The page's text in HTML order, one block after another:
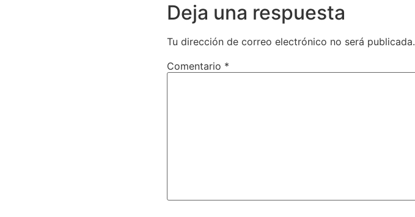
Deja una respuesta
Tu dirección de correo electrónico no será publicada.
Comentario *